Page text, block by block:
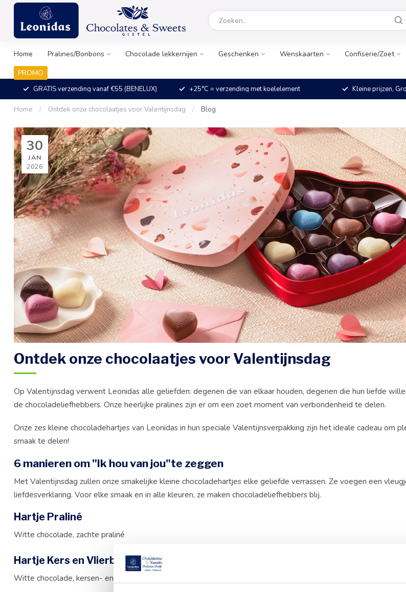
Home Pralines/Bonbons Chocolade lekkernijen Geschenken Wenskaarten Confiserie/Zoet
PROMO
GRATIS verzending vanaf €55 (BENELUX) +25°C = verzending met koelelement Kleine prijzen,
Home / Ontdek onze chocolaatjes voor Valentijnsdag / Blog
30
JAN
2026
Ontdek onze chocolaatjes voor Valentijnsdag
Op Valentijnsdag verwent Leonidas alle geliefden: degenen die van elkaar houden, degenen die hun liefde
de chocoladeliefhebbers. Onze heerlijke pralines zijn er om een zoet moment van verbondenheid te delen.
Onze zes kleine chocoladehartjes van Leonidas in hun speciale Valentijnsverpakking zijn het ideale cadeau om
smaak te delen!
6 manieren om "Ik hou van jou"te zeggen
Met Valentijnsdag zullen onze smakelijke kleine chocoladehartjes elke geliefde verrassen. Ze voegen een
liefdesverklaring. Voor elke smaak en in alle kleuren, ze maken chocoladeliefhebbers blij.
Hartje Praliné
Witte chocolade, zachte praliné
Hartje Kers en Vlierbes
Witte chocolade, kersen- en vlierbessenganache